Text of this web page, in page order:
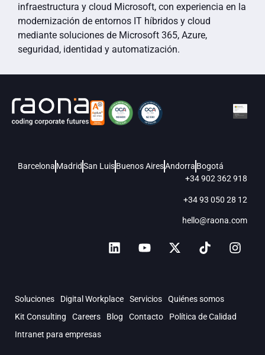
infraestructura y cloud Microsoft, con experiencia en la
modernización de entornos IT híbridos y cloud
mediante soluciones de Microsoft 365, Azure,
seguridad, identidad y automatización.
Barcelona MadridSan LuisBuenos AiresAndorra Bogotá
+34 902 362 918
+34 93 050 28 12
hello@raona.com
Soluciones Digital Workplace Servicios
Quiénes somos
Kit Consulting
Careers Blog Contacto
Política de Calidad
Intranet para empresas